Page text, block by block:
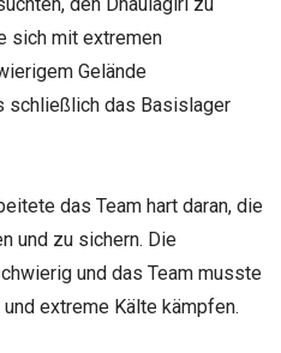
den Dhaulagiri zu
sich mit extremen
Gelände
schließlich das Basislager
das Team hart daran, die
und zu sichern. Die
und das Team musste
extreme Kälte kämpfen.